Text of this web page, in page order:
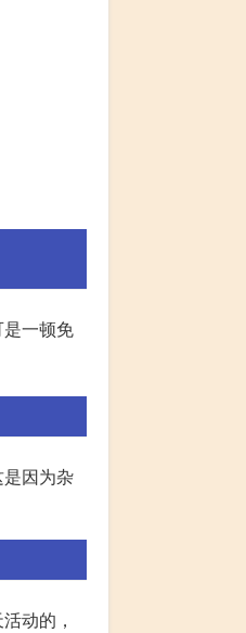
一顿免
因为杂
动的，